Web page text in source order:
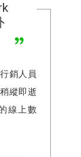
銷人員
縱即逝
線上數